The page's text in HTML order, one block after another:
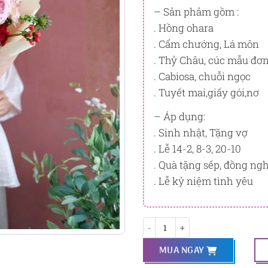
tương ứng với quyền lợi hạng
PointSight có giá trị dùng để
Flowersight.
Đăng nhậphoặcĐăng ký
bạn.
– Sản phảm gồm :
. Hồng ohara
. Cẩm chướng, Lá môn
. Thỷ Châu, cúc mẫu đơn
. Cabiosa, chuỗi ngọc
. Tuyết mai,giấy gói,nơ
– Áp dụng:
. Sinh nhật, Tặng vợ
. Lễ 14-2, 8-3, 20-10
. Quà tặng sếp, đồng
. Lễ kỷ niệm tình yêu
MUA NGAY